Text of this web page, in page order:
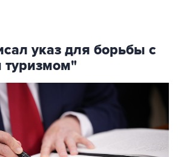
указ для борьбы с